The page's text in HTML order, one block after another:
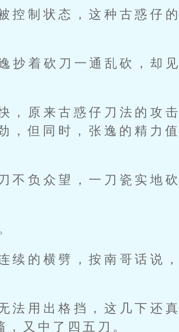
控制状态，这种古惑仔
抄着砍刀一通乱砍，却
，原来古惑仔刀法的攻
，但同时，张逸的精力
不负众望，一刀瓷实地
续的横劈，按南哥话说
法用出格挡，这几下还
又中了四五刀。